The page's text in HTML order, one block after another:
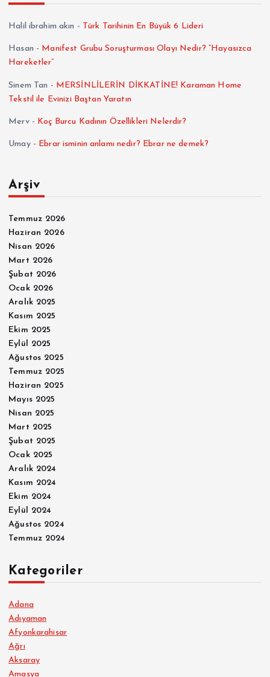
Halil ibrahim akın - Türk Tarihinin En Büyük 6 Lideri
Hasan - Manifest Grubu Soruşturması Olayı Nedir? “Hayasızca
Hareketler”
Sinem Tan - MERSİNLİLERİN DİKKATİNE! Karaman Home
Tekstil ile Evinizi Baştan Yaratın
Merv- Koç Burcu Kadının Özellikleri Nelerdir?
Umay- Ebrar isminin anlamı nedir? Ebrar ne demek?
Arşiv
Temmuz 2026
Haziran 2026
Nisan 2026
Mart 2026
Şubat 2026
Ocak 2026
Aralık 2025
Kasım 2025
Ekim 2025
Eylül 2025
Ağustos 2025
Temmuz 2025
Haziran 2025
Mayıs 2025
Nisan 2025
Mart 2025
Şubat 2025
Ocak 2025
Aralık 2024
Kasım 2024
Ekim 2024
Eylül 2024
Ağustos 2024
Temmuz 2024
Kategoriler
Adana
Adıyaman
Afyonkarahisar
Ağrı
Aksaray
Amasya